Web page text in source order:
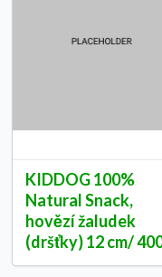
KIDDOG 100%
Natural Snack,
hovězí žaludek
(dršťky) 12 cm/